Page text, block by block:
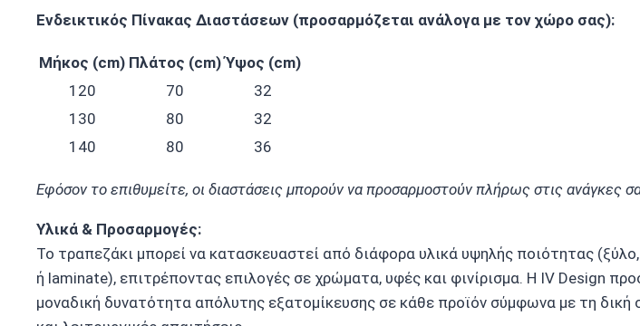
Ενδεικτικός Πίνακας Διαστάσεων (προσαρμόζεται ανάλογα με τον χώρο σας):
Μήκος (cm) Πλάτος (cm) Ύψος (cm)
120
70
32
130
80
32
140
80 36
Εφόσον το επιθυμείτε, οι διαστάσεις μπορούν να προσαρμοστούν πλήρως στις ανάγκες
Υλικά & Προσαρμογές:
Το τραπεζάκι μπορεί να κατασκευαστεί από διάφορα υλικά υψηλής ποιότητας
ή laminate), επιτρέποντας επιλογές σε χρώματα, υφές και φινίρισμα. Η IV Design
μοναδική δυνατότητα απόλυτης εξατομίκευσης σε κάθε προϊόν σύμφωνα με τη δική